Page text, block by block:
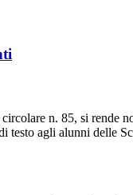
n. 85, si rende
testo agli alunni delle